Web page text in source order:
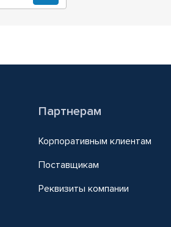
Партнерам
Корпоративным клиентам
Поставщикам
Реквизиты компании